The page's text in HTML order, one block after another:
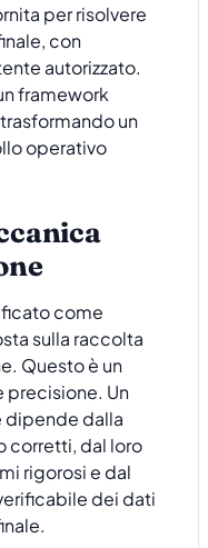
per risolvere
con
autorizzato.
framework
un
operativo
come
sulla raccolta
Questo è un
Un
dipende dalla
corretti, dal loro
rigorosi e dal
dei dati